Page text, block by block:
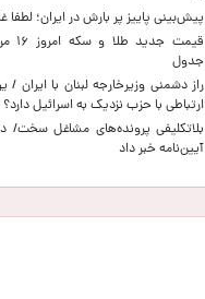
پیش‌بینی پاییز پر بارش در ایران؛ لطفا
جدول
راز دشمنی وزیرخارجه لبنان با
ارتباطی با حزب نزدیک به اسرائیل دارد؟
بلاتکلیفی پرونده‌های مشاغل سخت/
آیین‌نامه خبر داد